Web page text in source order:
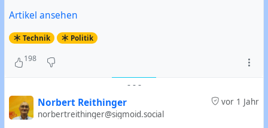
Artikel ansehen
Technik Politik
198
- - -
vor 1 Jahr
Norbert Reithinger
norbertreithinger@sigmoid.social